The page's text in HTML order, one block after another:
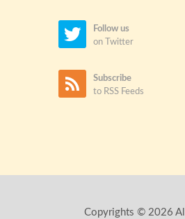
Follow us
on Twitter
Subscribe
to RSS Feeds
Copyrights © 2026